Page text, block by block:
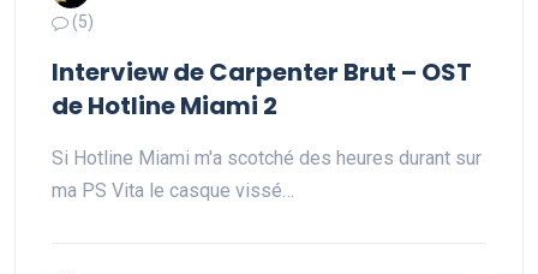
(5)
Interview de Carpenter Brut – OST
de Hotline Miami 2
Si Hotline Miami m'a scotché des heures durant sur
ma PS Vita le casque vissé…